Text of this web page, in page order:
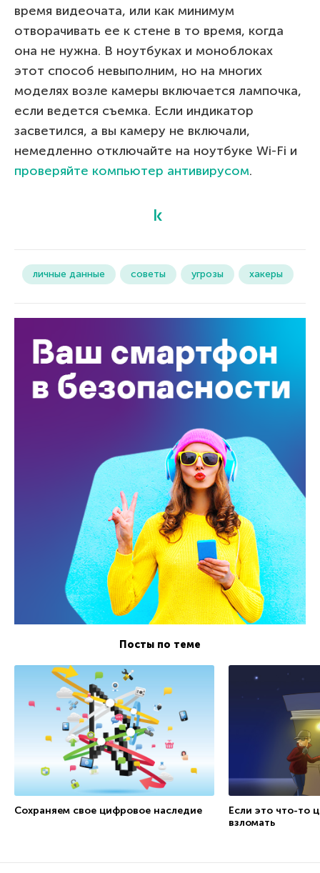
время видеочата, или как минимум
отворачивать ее к стене в то время, когда
она не нужна. В ноутбуках и моноблоках
этот способ невыполним, но на многих
моделях возле камеры включается лампочка,
если ведется съемка. Если индикатор
засветился, а вы камеру не включали,
немедленно отключайте на ноутбуке Wi-Fi и
проверяйте компьютер антивирусом.
личные данные советы угрозы хакеры
Посты по теме
Сохраняем свое цифровое наследие
Если это что-то
взломать